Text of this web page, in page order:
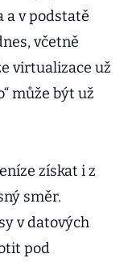
a v podstatě
včetně
virtualizace už
může být už
získat i z
směr.
v datových
pod